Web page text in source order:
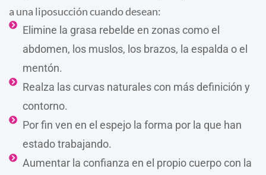
a una liposucción cuando desean:
Elimine la grasa rebelde en zonas como el
abdomen, los muslos, los brazos, la espalda o el
mentón.
Realza las curvas naturales con más definición y
contorno.
Por fin ven en el espejo la forma por la que han
estado trabajando.
Aumentar la confianza en el propio cuerpo con la